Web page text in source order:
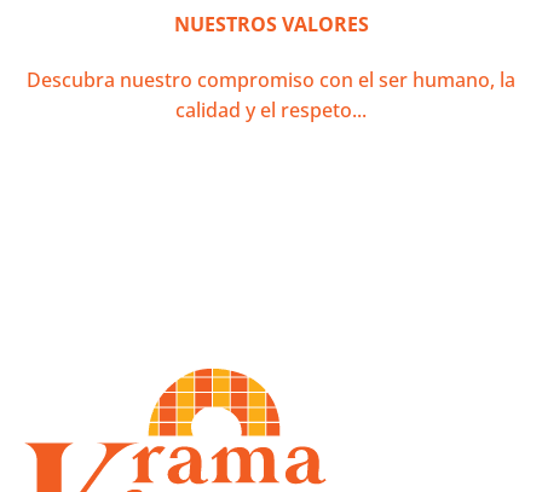
NUESTROS VALORES
Descubra nuestro compromiso con el ser humano, la
calidad y el respeto...